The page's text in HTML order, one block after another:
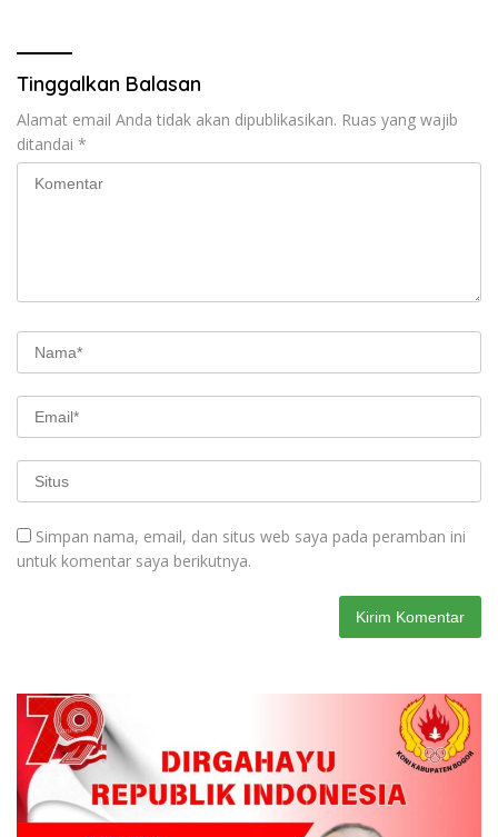
Tinggalkan Balasan
Alamat email Anda tidak akan dipublikasikan. Ruas yang wajib
ditandai *
Simpan nama, email, dan situs web saya pada peramban ini
untuk komentar saya berikutnya.